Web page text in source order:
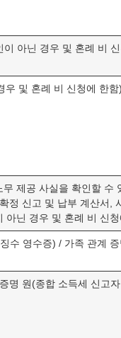
아닌 경우 및 혼례 비
우 및 혼례 비 신청에 한함)
제공 사실을 확인할 수
신고 및 납부 계산서,
아닌 경우 및 혼례 비 신
수 영수증) / 가족 관계
원(종합 소득세 신고